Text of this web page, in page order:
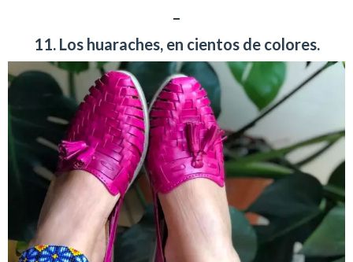
–
11. Los huaraches, en cientos de colores.